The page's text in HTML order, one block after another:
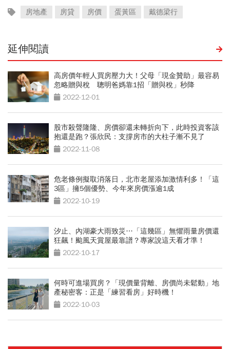
房地產 房貸 房價 蛋黃區 戴德梁行
延伸閱讀
高房價年輕人買房壓力大！父母「現金贊助」最容易
忽略贈與稅 聰明爸媽靠1招「贈與稅」秒降
2022-12-01
股市殺聲隆隆、房價卻還未轉折向下，此時投資客該
抱還是跑？張欣民：支撐房市的大柱子漸不見了
2022-11-08
危老條例擬取消落日，北市老屋添加激情利多！「這
3區」擁5個優勢、今年來房價漲逾1成
2022-10-19
汐止、內湖豪大雨致災…「這幾區」無懼雨量房價還
狂飆！颱風天賞屋最靠譜？專家說這天看才準！
2022-10-17
何時可進場買房？「現價量背離、房價尚未鬆動」地
產秘密客：正是「練習看房」好時機！
2022-10-03